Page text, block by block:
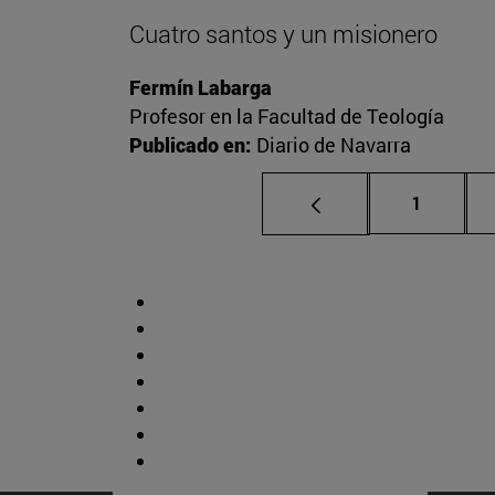
Cuatro santos y un misionero
Fermín Labarga
Profesor en la Facultad de Teología
Publicado en: Diario de Navarra
Página
1